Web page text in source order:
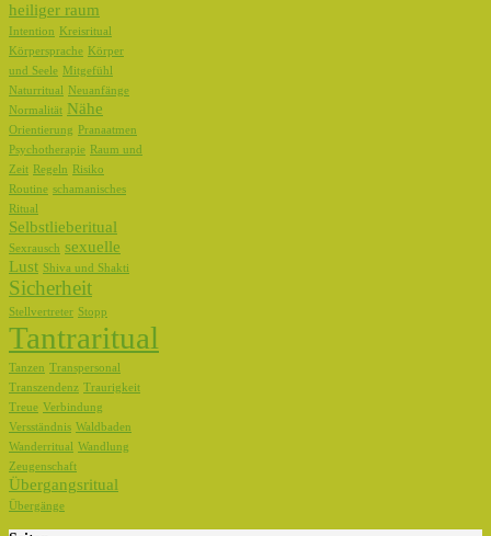
heiliger raum
Intention
Kreisritual
Körpersprache Körper
und Seele Mitgefühl
Naturritual
Neuanfänge
Normalität Nähe
Orientierung
Pranaatmen
Psychotherapie Raum und
Zeit Regeln
Risiko
Routine schamanisches
Ritual
Selbstlieberitual
Sexrausch sexuelle
Lust Shiva und Shakti
Sicherheit
Stellvertreter Stopp
Tantraritual
Tanzen Transpersonal
Transzendenz Traurigkeit
Treue Verbindung
Versständnis Waldbaden
Wanderritual Wandlung
Zeugenschaft
Übergangsritual
Übergänge